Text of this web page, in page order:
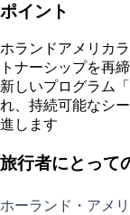
ポイント
ホランドアメリカ
トナーシップを再
新しいプログラム
れ、持続可能なシ
進します
旅行者にとって
ホーランド・アメ